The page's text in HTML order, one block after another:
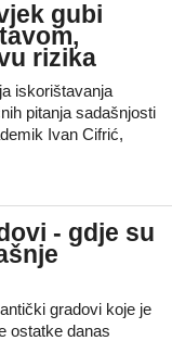
gubi
rizika
iskorištavanja
pitanja sadašnjosti
Ivan Cifrić,
- gdje su
gradovi koje je
ostatke danas